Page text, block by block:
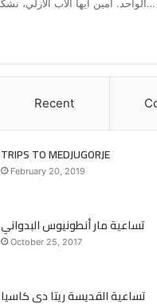
الواحد. آمين أيها الآب الأزلي، نشكرك لأنك اخترت القديس…
Recent
TRIPS TO MEDJUGORJE
February 20, 2019
تساعية مار أنطونيوس البدواني
October 25, 2017
تساعية القديسة ريتا دي كاسيا